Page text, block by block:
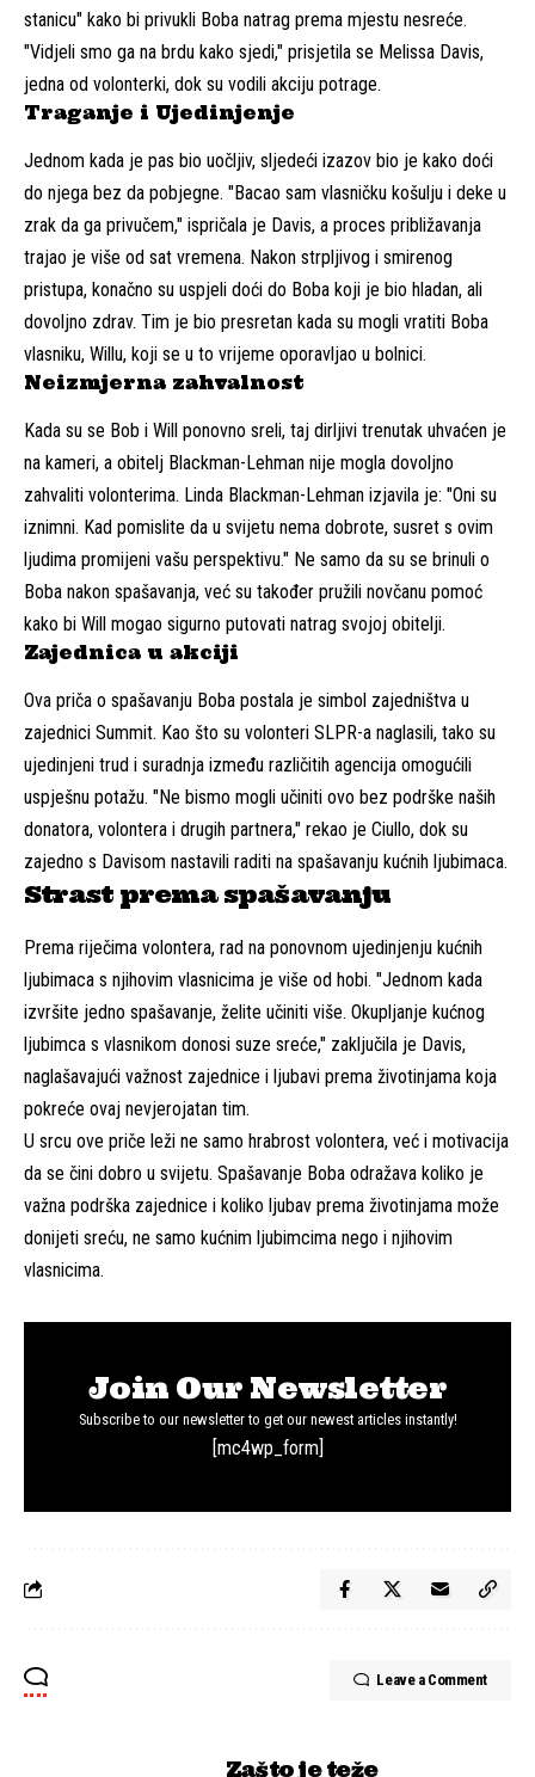
stanicu" kako bi privukli Boba natrag prema mjestu nesreće.
"Vidjeli smo ga na brdu kako sjedi," prisjetila se Melissa Davis,
jedna od volonterki, dok su vodili akciju potrage.
Traganje i Ujedinjenje
Jednom kada je pas bio uočljiv, sljedeći izazov bio je kako doći
do njega bez da pobjegne. "Bacao sam vlasničku košulju i deke u
zrak da ga privučem," ispričala je Davis, a proces približavanja
trajao je više od sat vremena. Nakon strpljivog i smirenog
pristupa, konačno su uspjeli doći do Boba koji je bio hladan, ali
dovoljno zdrav. Tim je bio presretan kada su mogli vratiti Boba
vlasniku, Willu, koji se u to vrijeme oporavljao u bolnici.
Neizmjerna zahvalnost
Kada su se Bob i Will ponovno sreli, taj dirljivi trenutak uhvaćen je
na kameri, a obitelj Blackman-Lehman nije mogla dovoljno
zahvaliti volonterima. Linda Blackman-Lehman izjavila je: "Oni su
iznimni. Kad pomislite da u svijetu nema dobrote, susret s ovim
ljudima promijeni vašu perspektivu." Ne samo da su se brinuli o
Boba nakon spašavanja, već su također pružili novčanu pomoć
kako bi Will mogao sigurno putovati natrag svojoj obitelji.
Zajednica u akciji
Ova priča o spašavanju Boba postala je simbol zajedništva u
zajednici Summit. Kao što su volonteri SLPR-a naglasili, tako su
ujedinjeni trud i suradnja između različitih agencija omogućili
uspješnu potažu. "Ne bismo mogli učiniti ovo bez podrške naših
donatora, volontera i drugih partnera," rekao je Ciullo, dok su
zajedno s Davisom nastavili raditi na spašavanju kućnih ljubimaca.
Strast prema spašavanju
Prema riječima volontera, rad na ponovnom ujedinjenju kućnih
ljubimaca s njihovim vlasnicima je više od hobi. "Jednom kada
izvršite jedno spašavanje, želite učiniti više. Okupljanje kućnog
ljubimca s vlasnikom donosi suze sreće," zaključila je Davis,
naglašavajući važnost zajednice i ljubavi prema životinjama koja
pokreće ovaj nevjerojatan tim.
U srcu ove priče leži ne samo hrabrost volontera, već i motivacija
da se čini dobro u svijetu. Spašavanje Boba odražava koliko je
važna podrška zajednice i koliko ljubav prema životinjama može
donijeti sreću, ne samo kućnim ljubimcima nego i njihovim
vlasnicima.
Join Our Newsletter
Subscribe to our newsletter to get our newest articles instantly!
[mc4wp_form]
Leave a Comment
Zašto je teže